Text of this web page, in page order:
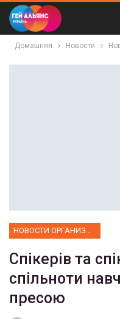
Домашняя Новости
Спікерів та
спільноти
пресою